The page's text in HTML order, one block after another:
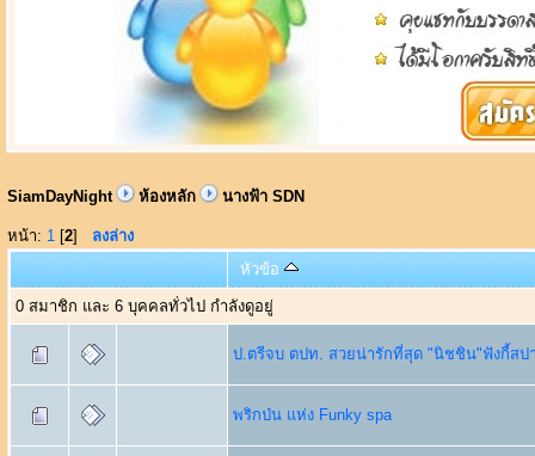
SiamDayNight ห้องหลัก นางฟ้า SDN
หน้า: 1 [2] ลงล่าง
หัวข้อ
0 สมาชิก และ 6 บุคคลทั่วไป กำลังดูอยู่
ป.ตรีจบ ตปท. สวยน่ารักที่สุด "นิชชิน"ฟังกี้สป
พริกป่น แห่ง Funky spa